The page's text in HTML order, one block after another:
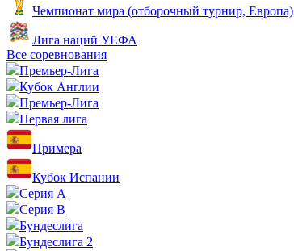
Чемпионат мира (отборочный турнир, Европа)
Лига наций УЕФА
Все соревнования
Премьер-Лига
Кубок Англии
Премьер-Лига
Первая лига
Примера
Кубок Испании
Серия А
Серия B
Бундеслига
Бундеслига 2